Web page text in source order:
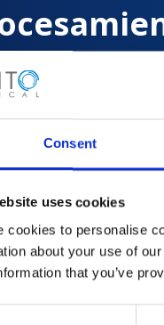
Consent
uses cookies
cookies to personalise
about your use of
that you’ve
de
usadas nuevas y de
Siemens, GE y